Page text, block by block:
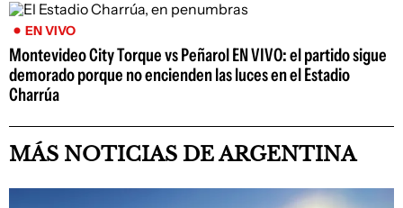
EN VIVO
Montevideo City Torque vs Peñarol EN VIVO: el partido sigue
demorado porque no encienden las luces en el Estadio
Charrúa
MÁS NOTICIAS DE ARGENTINA